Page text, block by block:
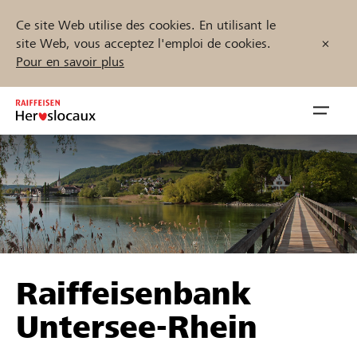
Ce site Web utilise des cookies. En utilisant le
site Web, vous acceptez l'emploi de cookies.
Pour en savoir plus
Inhalt
springen
öffnen
Parrainer
Soutien & assistance
Trouvez des projets et des organisations
Démarrez maintenant
Raiffeisenbank
Untersee-Rhein